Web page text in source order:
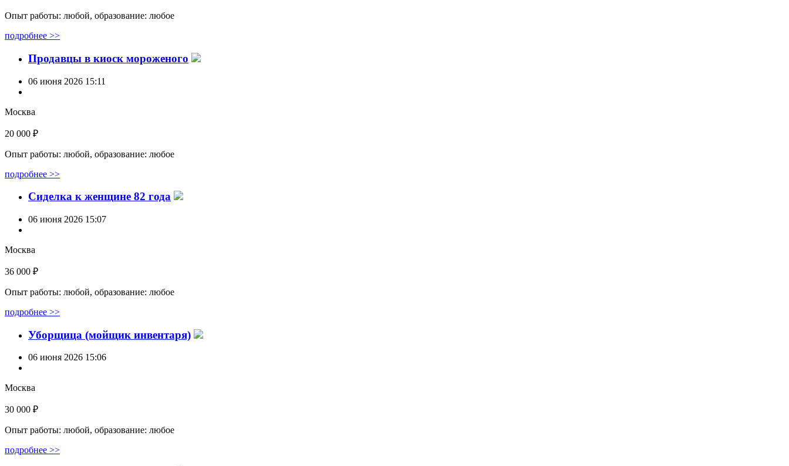
Опыт работы: любой, образование: любое
подробнее >>
Продавцы в киоск мороженого
06 июня 2026 15:11
Москва
20 000 ₽
Опыт работы: любой, образование: любое
подробнее >>
Сиделка к женщине 82 года
06 июня 2026 15:07
Москва
36 000 ₽
Опыт работы: любой, образование: любое
подробнее >>
Уборщица (мойщик инвентаря)
06 июня 2026 15:06
Москва
30 000 ₽
Опыт работы: любой, образование: любое
подробнее >>